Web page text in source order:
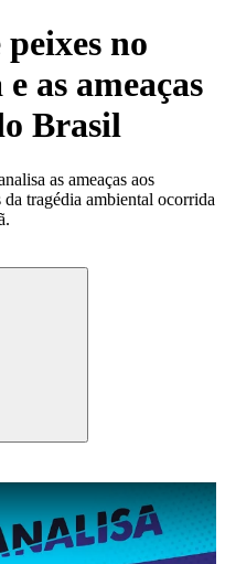
no
as ameaças
Brasil
as ameaças aos
da tragédia ambiental ocorrida